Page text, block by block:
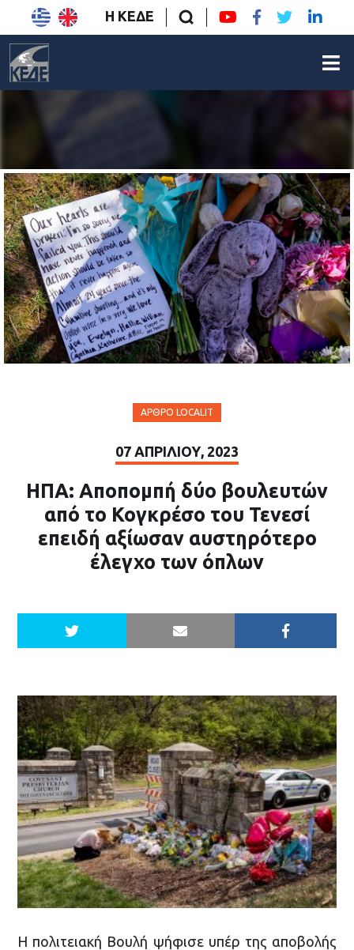
Η ΚΕΔΕ
ΆΡΘΡΟ LOCALIT
07 ΑΠΡΙΛΊΟΥ, 2023
ΗΠΑ: Αποπομπή δύο βουλευτών
από το Κογκρέσο του Τενεσί
επειδή αξίωσαν αυστηρότερο
έλεγχο των όπλων
Η πολιτειακή Βουλή ψήφισε υπέρ της αποβολής